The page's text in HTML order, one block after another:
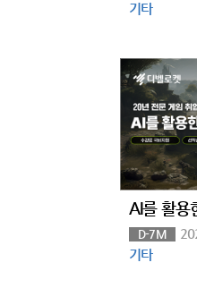
기타
D-7M
기타